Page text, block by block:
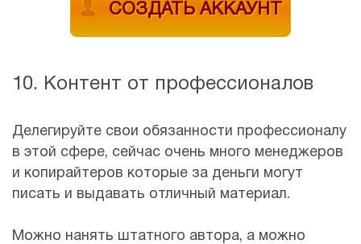
СОЗДАТЬ АККАУНТ
10. Контент от профессионалов
Делегируйте свои обязанности профессионалу
в этой сфере, сейчас очень много менеджеров
и копирайтеров которые за деньги могут
писать и выдавать отличный материал.
Можно нанять штатного автора, а можно